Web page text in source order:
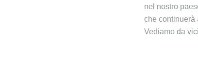
nel nostro
che continuerà
Vediamo da